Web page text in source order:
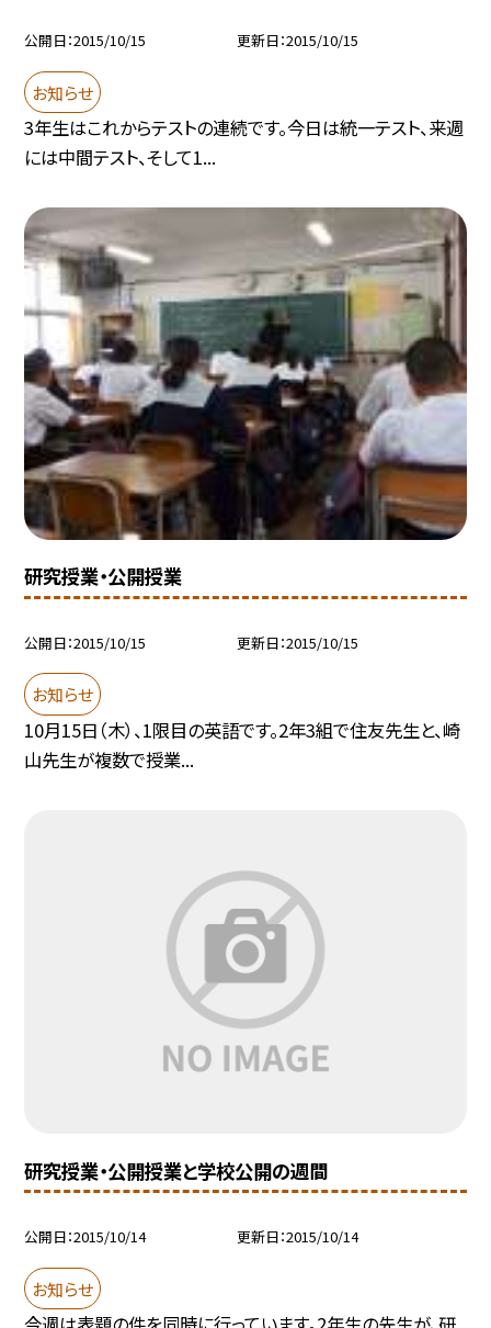
公開日 2015/10/15 更新日 2015/10/15
お知らせ
3年生はこれからテストの連続です。今日は統一テスト、来週
には中間テスト、そして1...
研究授業・公開授業
公開日 2015/10/15 更新日 2015/10/15
お知らせ
10月15日（木）、1限目の英語です。2年3組で住友先生と、崎
山先生が複数で授業...
研究授業・公開授業と学校公開の週間
公開日 2015/10/14 更新日 2015/10/14
お知らせ